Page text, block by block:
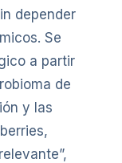
depender
Se
a partir
de
y las